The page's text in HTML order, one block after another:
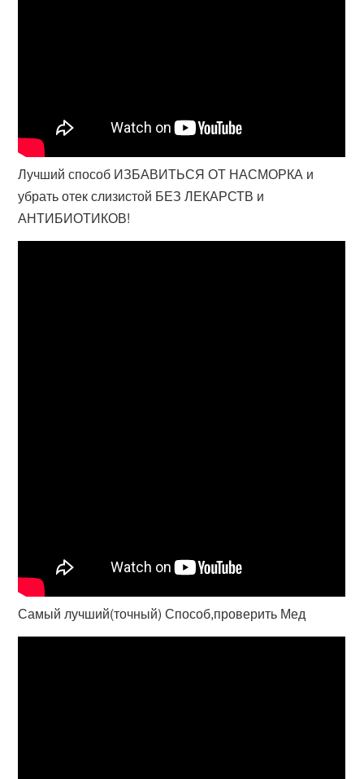
Лучший способ ИЗБАВИТЬСЯ ОТ НАСМОРКА и
убрать отек слизистой БЕЗ ЛЕКАРСТВ и
АНТИБИОТИКОВ!
Самый лучший(точный) Способ,проверить Мед